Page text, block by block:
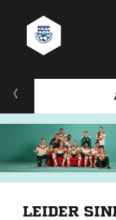
LEIDER